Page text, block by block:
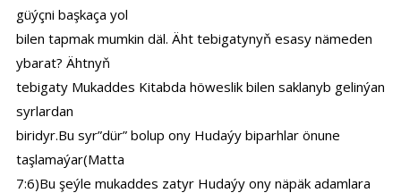
güýçni başkaça yol
bilen tapmak mumkin däl. Äht tebigatynyň esasy nämeden
ybarat? Ähtnyň
tebigaty Mukaddes Kitabda höweslik bilen saklanyb gelinýan
syrlardan
biridyr.Bu syr”dür” bolup ony Hudaýy biparhlar önune
taşlamaýar(Matta
7:6)Bu şeýle mukaddes zatyr Hudaýy ony näpäk adamlara